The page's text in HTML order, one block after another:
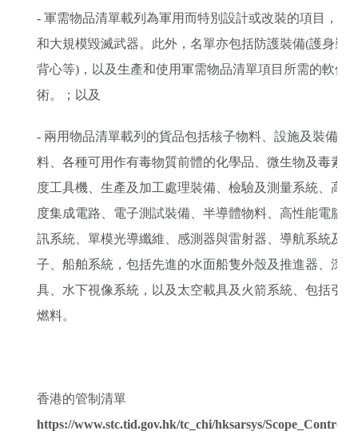
- 軍需物品清單載列為軍用而特別設計或改裝的項目，包
和大規模毀滅武器。此外，名單亦包括防護裝備(護身裝
背心等)，以及生產和使用軍需物品清單項目所需的軟件
術。；以及
- 兩用物品清單載列的貨品包括核子物料、設施及裝備、
料、各種可用作有毒物質前體的化學品、微生物及毒素
度工具機、生產及加工處理裝備、檢驗及測量系統、高
度集成電路、電子測試裝備、半導體物料、高性能電腦
訊系統、單模光導纖維、感測器與雷射器、導航系統及
子、船舶系統，包括先進的水面船隻外殼及推進器、深
具、水下視像系統，以及太空載具及火箭系統、包括引
燃料。
香港的管制清單
https://www.stc.tid.gov.hk/tc_chi/hksarsys/